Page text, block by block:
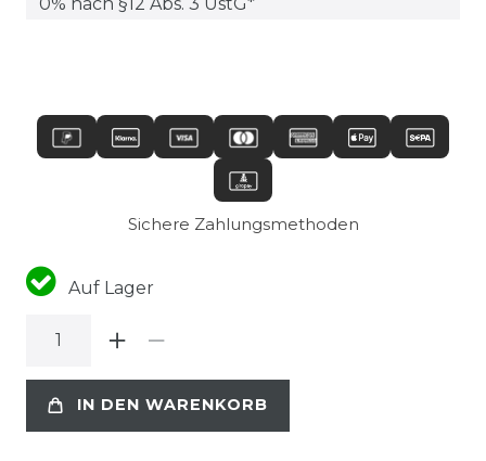
Sichere Zahlungsmethoden
Auf Lager
IN DEN WARENKORB